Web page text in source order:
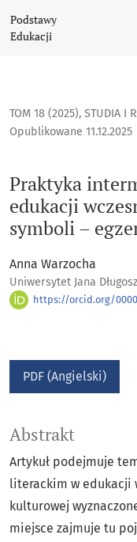
Praktyka
Podstawy
Edukacji
TOM 18 (2025), STUDIA I
Praktyka
edukacji
symboli –
Opublikowane 11.12.2025
Anna Warzocha
Uniwersytet Jana
https://orcid.org/
PDF (Angielski)
Abstrakt
Artykuł podejmuje
literackim w edukacji
kulturowej
miejsce zajmuje tu